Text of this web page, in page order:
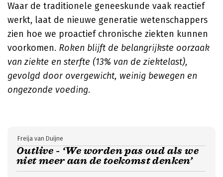
Waar de traditionele geneeskunde vaak reactief
werkt, laat de nieuwe generatie wetenschappers
zien hoe we proactief chronische ziekten kunnen
voorkomen. Roken blijft de belangrijkste oorzaak
van ziekte en sterfte (13% van de ziektelast),
gevolgd door overgewicht, weinig bewegen en
ongezonde voeding.
Outlive - ‘We worden pas oud als we
niet meer aan de toekomst denken’
Freija van Duijne